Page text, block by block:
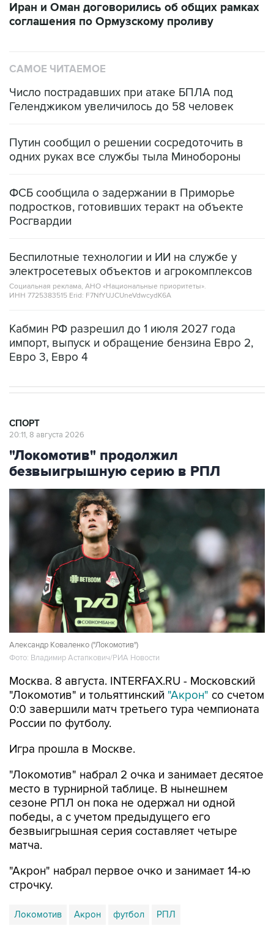
Иран и Оман договорились об общих рамках
соглашения по Ормузскому проливу
САМОЕ ЧИТАЕМОЕ
Число пострадавших при атаке БПЛА под
Геленджиком увеличилось до 58 человек
Путин сообщил о решении сосредоточить в
одних руках все службы тыла Минобороны
ФСБ сообщила о задержании в Приморье
подростков, готовивших теракт на объекте
Росгвардии
Беспилотные технологии и ИИ на службе у
электросетевых объектов и агрокомплексов
Социальная реклама, АНО «Национальные приоритеты».
ИНН 7725383515 Erid: F7NfYUJCUneVdwcydK6A
Кабмин РФ разрешил до 1 июля 2027 года
импорт, выпуск и обращение бензина Евро 2,
Евро 3, Евро 4
СПОРТ
20:11, 8 августа 2026
"Локомотив" продолжил
безвыигрышную серию в РПЛ
Александр Коваленко ("Локомотив")
Фото: Владимир Астапкович/РИА Новости
Москва. 8 августа. INTERFAX.RU - Московский
"Локомотив" и тольяттинский "Акрон" со счетом
0:0 завершили матч третьего тура чемпионата
России по футболу.
Игра прошла в Москве.
"Локомотив" набрал 2 очка и занимает десятое
место в турнирной таблице. В нынешнем
сезоне РПЛ он пока не одержал ни одной
победы, а с учетом предыдущего его
безвыигрышная серия составляет четыре
матча.
"Акрон" набрал первое очко и занимает 14-ю
строчку.
Локомотив Акрон футбол РПЛ